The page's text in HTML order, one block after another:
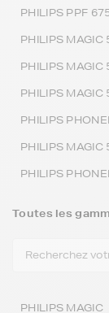
PHILIPS PPF
PHILIPS MAGIC
PHILIPS MAGIC
PHILIPS MAGIC
PHILIPS
PHILIPS MAGIC
PHILIPS
Toutes les
PHILIPS MAGIC